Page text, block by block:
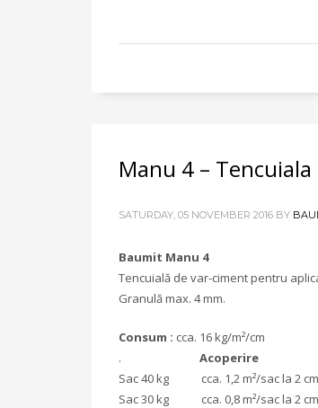
Manu 4 –
SATURDAY, 05 NOVEMBER 2016 BY
Baumit Manu 4
Tencuială de var-ciment pentru
Granulă max. 4 mm.
Consum : cca. 16 kg/m²/cm
. Acoperire
Sac 40 kg cca. 1,2 m²/sac la 2
Sac 30 kg cca. 0,8 m²/sac la 2